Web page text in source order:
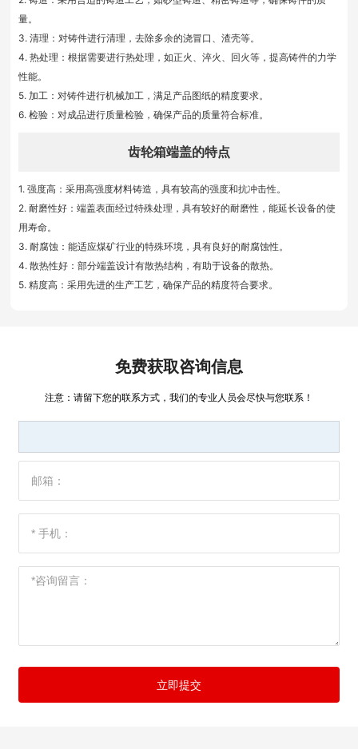
量。
3. 清理：对铸件进行清理，去除多余的浇冒口、渣壳等。
4. 热处理：根据需要进行热处理，如正火、淬火、回火等，提高铸件的力学
性能。
5. 加工：对铸件进行机械加工，满足产品图纸的精度要求。
6. 检验：对成品进行质量检验，确保产品的质量符合标准。
齿轮箱端盖的特点
1. 强度高：采用高强度材料铸造，具有较高的强度和抗冲击性。
2. 耐磨性好：端盖表面经过特殊处理，具有较好的耐磨性，能延长设备的使
用寿命。
3. 耐腐蚀：能适应煤矿行业的特殊环境，具有良好的耐腐蚀性。
4. 散热性好：部分端盖设计有散热结构，有助于设备的散热。
5. 精度高：采用先进的生产工艺，确保产品的精度符合要求。
免费获取咨询信息
注意：请留下您的联系方式，我们的专业人员会尽快与您联系！
立即提交